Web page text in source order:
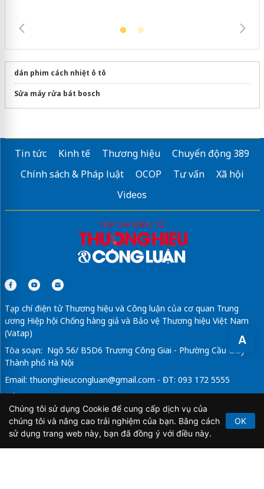
A
dán phim cách nhiệt ô tô
Sửa máy rửa bát bosch
Tin tức Kinh tế Thương hiệu
Chuyển động 389
Chính sách & Pháp luật
OCOP Tư vấn
Xã hội
Videos
Tạp chí điện tử Thương hiệu và Công luận của cơ quan Trung
ương Hiệp hội Chống hàng giả và Bảo vệ Thương hiệu Việt Nam
(Vatap)
Tòa soạn: Ngõ 56/ B5D6 Trương Công Giai - Phường Cầu Giấy -
Thành phố Hà Nội
Email: thuonghieucongluan@gmail.com - ĐT: 093 172 5555
Tổng Biên Tập: Vũ Đức Thuận
Giấy phép hoạt động báo chí điện tử số 64/GP-BTTTT do Bộ
Thông tin và Truyền thông cấp ngày 21/2/2020.
Chúng tôi sử dụng Cookie để cung cấp dịch vụ của
chúng tôi và nâng cao trải nghiệm của bạn. Bằng cách
sử dụng trang web này, bạn đã đồng ý với điều này.
OK